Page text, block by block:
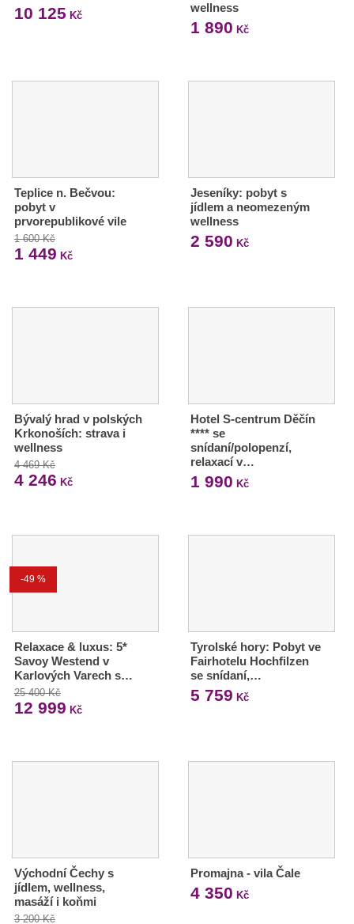
10 125 Kč
wellness
1 890 Kč
Teplice n. Bečvou:
pobyt v
prvorepublikové vile
1 600 Kč
1 449 Kč
Jeseníky: pobyt s
jídlem a neomezeným
wellness
2 590 Kč
Bývalý hrad v polských
Krkonoších: strava i
wellness
4 469 Kč
4 246 Kč
Hotel S-centrum Děčín
**** se
snídaní/polopenzí,
relaxací v…
1 990 Kč
-49 %
Relaxace & luxus: 5*
Savoy Westend v
Karlových Varech s…
25 400 Kč
12 999 Kč
Tyrolské hory: Pobyt ve
Fairhotelu Hochfilzen
se snídaní,…
5 759 Kč
Východní Čechy s
jídlem, wellness,
masáží i koňmi
3 200 Kč
Promajna - vila Čale
4 350 Kč